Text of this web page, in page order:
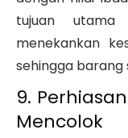
tujuan utama
menekankan
sehingga barang
9.
Mencolok